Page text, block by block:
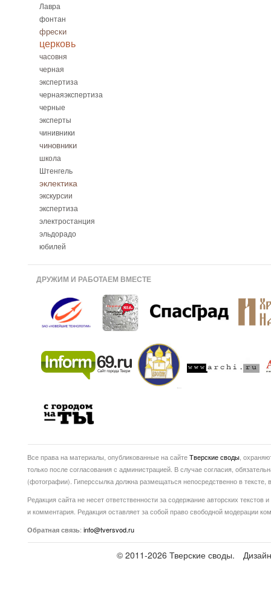
Лавра
фонтан
фрески
церковь
часовня
черная
экспертиза
чернаяэкспертиза
черные
эксперты
чинивники
чиновники
школа
Штенгель
эклектика
экскурсии
экспертиза
электростанция
эльдорадо
юбилей
ДРУЖИМ И РАБОТАЕМ ВМЕСТЕ
Все права на материалы, опубликованные на сайтеТверские своды ,
только после согласования с администрацией. В случае согласия,
(фотографии). Гиперссылка должна размещаться непосредственно в
Редакция сайта не несет ответственности за содержание авторских
и комментария. Редакция оставляет за собой право свободной модерации
Обратная связь: info@tversvod.ru
© 2011-2026 Тверские своды.